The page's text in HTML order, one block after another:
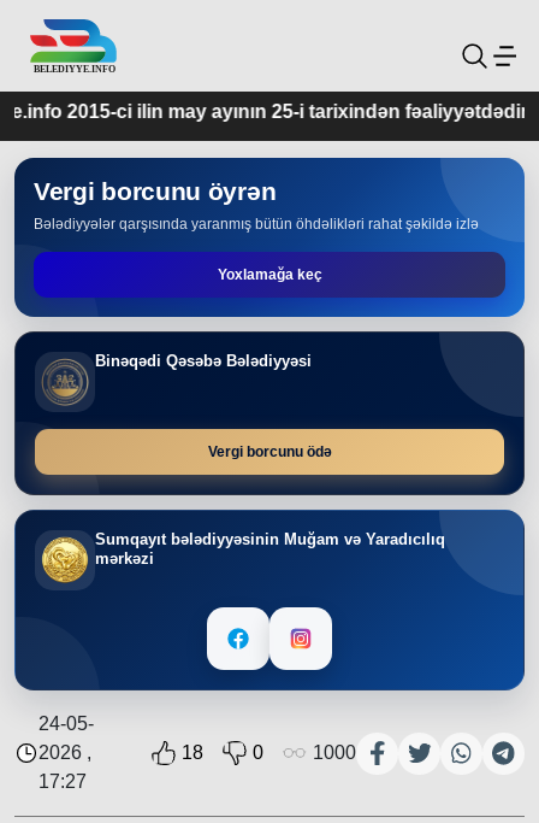
ayının 25-i tarixindən fəaliyyətdədir.
Vergi borcunu öyrən
Bələdiyyələr qarşısında yaranmış bütün öhdəlikləri rahat şəkildə izlə
Yoxlamağa keç
Binəqədi Qəsəbə Bələdiyyəsi
Vergi borcunu ödə
Sumqayıt bələdiyyəsinin Muğam və Yaradıcılıq
mərkəzi
24-05-
2026 ,
17:27
18 0 1000